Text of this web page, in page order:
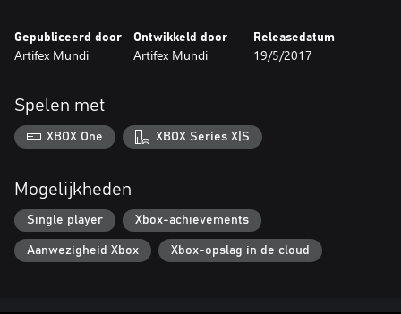
Gepubliceerd door
Artifex Mundi
Ontwikkeld door
Artifex Mundi
Releasedatum
19/5/2017
Spelen met
XBOX One XBOX Series X|S
Mogelijkheden
Single player Xbox-achievements
Aanwezigheid Xbox Xbox-opslag in de cloud